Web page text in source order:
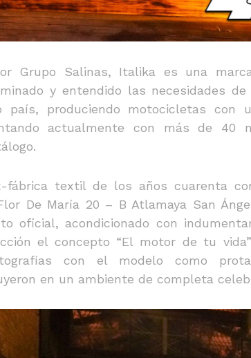
Grupo Salinas, Italika es una
y entendido las necesidades
país, produciendo motocicletas con
actualmente con más de 40
fábrica textil de los años cuarenta
De María 20 – B Atlamaya San
oficial, acondicionado con
el concepto “El motor de tu
con el modelo como
en un ambiente de completa